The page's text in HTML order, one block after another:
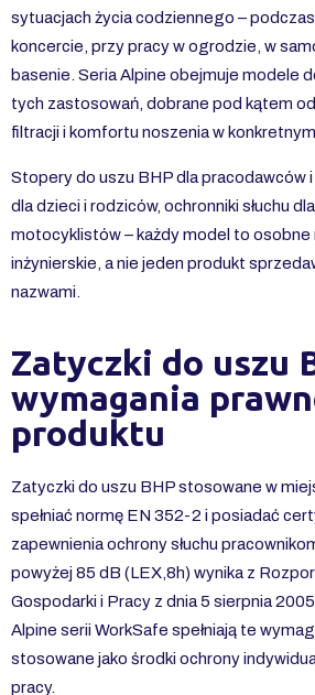
sytuacjach życia codziennego –
koncercie, przy pracy w ogrodzie, w
basenie. Seria Alpine obejmuje modele
tych zastosowań, dobrane pod kątem
filtracji i komfortu noszenia w
Stopery do uszu BHP dla pracodawców
dla dzieci i rodziców, ochronniki słuchu
motocyklistów – każdy model to osobne
inżynierskie, a nie jeden produkt
nazwami.
Zatyczki do uszu
wymagania
produktu
Zatyczki do uszu BHP stosowane w
spełniać normę EN 352-2 i posiadać
zapewnienia ochrony słuchu
powyżej 85 dB (LEX,8h) wynika z
Gospodarki i Pracy z dnia 5 sierpnia
Alpine serii WorkSafe spełniają te
stosowane jako środki ochrony
pracy.